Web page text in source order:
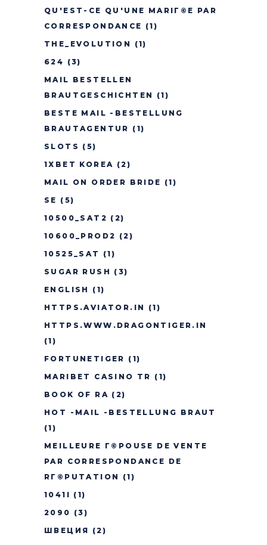
QU'EST-CE QU'UNE MARIГ©E PAR
CORRESPONDANCE (1)
THE_EVOLUTION
(1)
624 (3)
MAIL BESTELLEN
BRAUTGESCHICHTEN
(1)
BESTE MAIL -BESTELLUNG
BRAUTAGENTUR (1)
SLOTS (5)
1XBET KOREA (2)
MAIL ON ORDER BRIDE (1)
SE (5)
10500_SAT2 (2)
10600_PROD2 (2)
10525_SAT
(1)
SUGAR RUSH (3)
ENGLISH
(1)
HTTPS.AVIATOR.IN
(1)
HTTPS.WWW.DRAGONTIGER.IN
(1)
FORTUNETIGER (1)
MARIBET CASINO TR (1)
BOOK OF RA (2)
HOT -MAIL -BESTELLUNG BRAUT
(1)
MEILLEURE Г©POUSE DE VENTE
PAR CORRESPONDANCE DE
RГ©PUTATION
(1)
1041I (1)
2090 (3)
ШВЕЦИЯ (2)